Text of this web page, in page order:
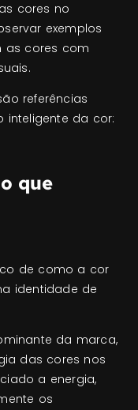
cores no
exemplos
as cores com
referências
inteligente da cor:
que
de como a cor
identidade de
da marca,
das cores nos
a energia,
os